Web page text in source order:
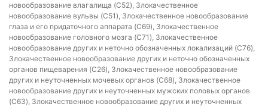
новообразование влагалища (C52), Злокачественное
новообразование вульвы (C51), Злокачественное новообразование
глаза и его придаточного аппарата (C69), Злокачественное
новообразование головного мозга (C71), Злокачественное
новообразование других и неточно обозначенных локализаций (C76),
Злокачественное новообразование других и неточно обозначенных
органов пищеварения (C26), Злокачественное новообразование
других и неуточненных мочевых органов (C68), Злокачественное
новообразование других и неуточненных мужских половых органов
(C63), Злокачественное новообразование других и неуточненных